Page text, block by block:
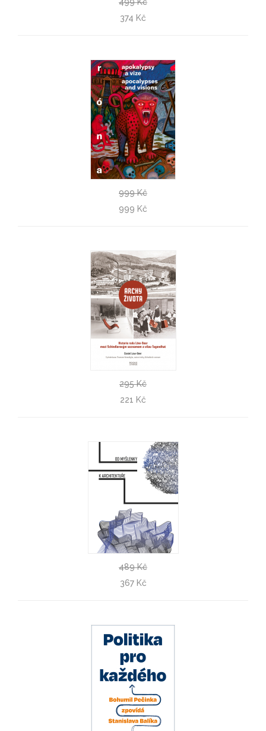
František Mikš
Gombrich – 5. vydání
374 Kč
Jaroslav Róna, Barbora Půtová
Apokalypsy a vize
999 Kč
999 Kč
Daniel Low-Beer
Archy života
295 Kč
221 Kč
Tereza Horáková, Veronika Řezníčková
Od myšlenky k architektuře
489 Kč
367 Kč